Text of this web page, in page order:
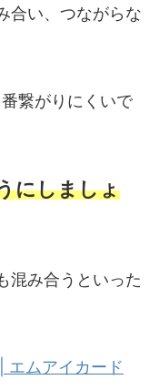
合い、つながらな
繋がりにくいで
にしましょ
混み合うといった
エムアイカード